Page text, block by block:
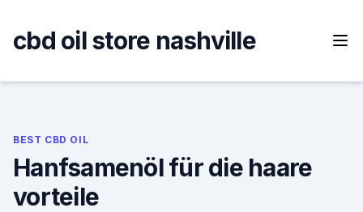
content
cbd oil store nashville
BEST CBD OIL
Hanfsamenöl für die haare
vorteile